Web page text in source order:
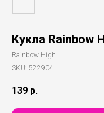
Кукла Rainbow
Rainbow High
SKU: 522904
139 р.